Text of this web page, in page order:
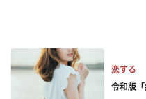
恋する
令和版